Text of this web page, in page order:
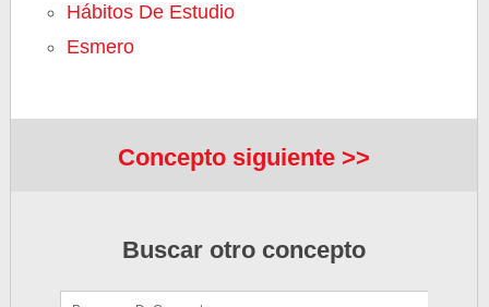
Hábitos De Estudio
Esmero
Concepto siguiente >>
Buscar otro concepto